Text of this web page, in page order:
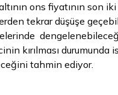
ons fiyatının son
tekrar düşüşe
kırılması
tahmin ediyor.